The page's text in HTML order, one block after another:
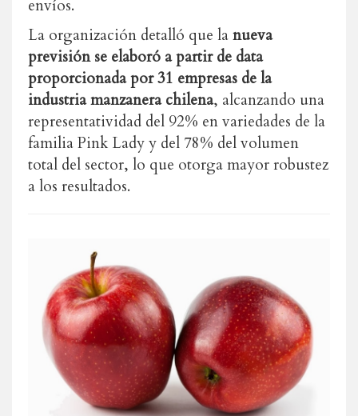
envíos.
La organización detalló que lanueva
previsión se elaboró a partir de data
proporcionada por 31 empresas de la
industria manzanera chilena, alcanzando una
representatividad del 92% en variedades de la
familia Pink Lady y del 78% del volumen
total del sector, lo que otorga mayor robustez
a los resultados.